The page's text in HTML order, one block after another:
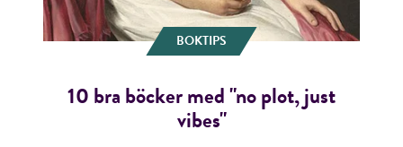
BOKTIPS
10 bra böcker med "no plot, just
vibes"